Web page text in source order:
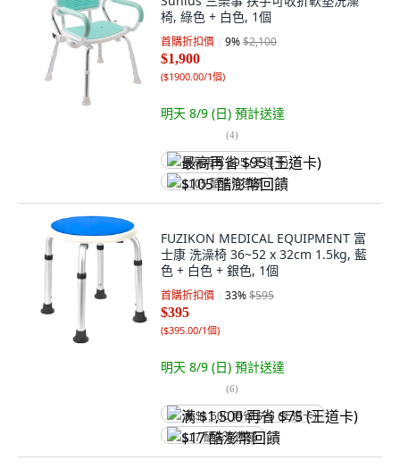
椅, 綠色 + 白色, 1個
首購折扣價 9%$2,100
$1,900
($1900.00/1個)
明天 8/9 (日) 預計送達
(4)
最高再省 $95 (王道卡)
$105 酷澎幣回饋
FUZIKON MEDICAL EQUIPMENT 富
士康 洗澡椅 36~52 x 32cm 1.5kg, 藍
色 + 白色 + 銀色, 1個
首購折扣價 33%$595
$395
($395.00/1個)
明天 8/9 (日) 預計送達
(6)
满 $1,500 再省 $75 (王道卡)
$17 酷澎幣回饋